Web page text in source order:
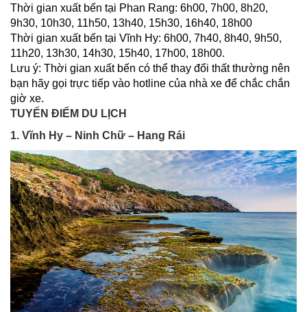
Thời gian xuất bến tại Phan Rang: 6h00, 7h00, 8h20,
9h30, 10h30, 11h50, 13h40, 15h30, 16h40, 18h00
Thời gian xuất bến tại Vĩnh Hy: 6h00, 7h40, 8h40, 9h50,
11h20, 13h30, 14h30, 15h40, 17h00, 18h00.
Lưu ý: Thời gian xuất bến có thể thay đổi thất thường nên
bạn hãy gọi trực tiếp vào hotline của nhà xe để chắc chắn
giờ xe.
TUYẾN ĐIỂM DU LỊCH
1. Vĩnh Hy – Ninh Chữ – Hang Rái